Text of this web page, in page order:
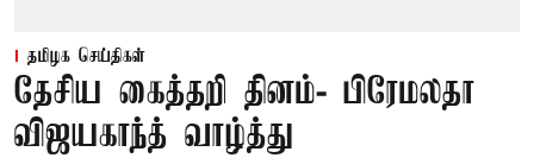
தமிழக செய்திகள்
தேசிய கைத்தறி தினம்- பிரேமலதா
விஜயகாந்த் வாழ்த்து